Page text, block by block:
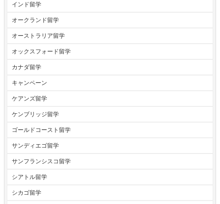
インド留学
オークランド留学
オーストラリア留学
オックスフォード留学
カナダ留学
キャンペーン
ケアンズ留学
ケンブリッジ留学
ゴールドコースト留学
サンディエゴ留学
サンフランシスコ留学
シアトル留学
シカゴ留学